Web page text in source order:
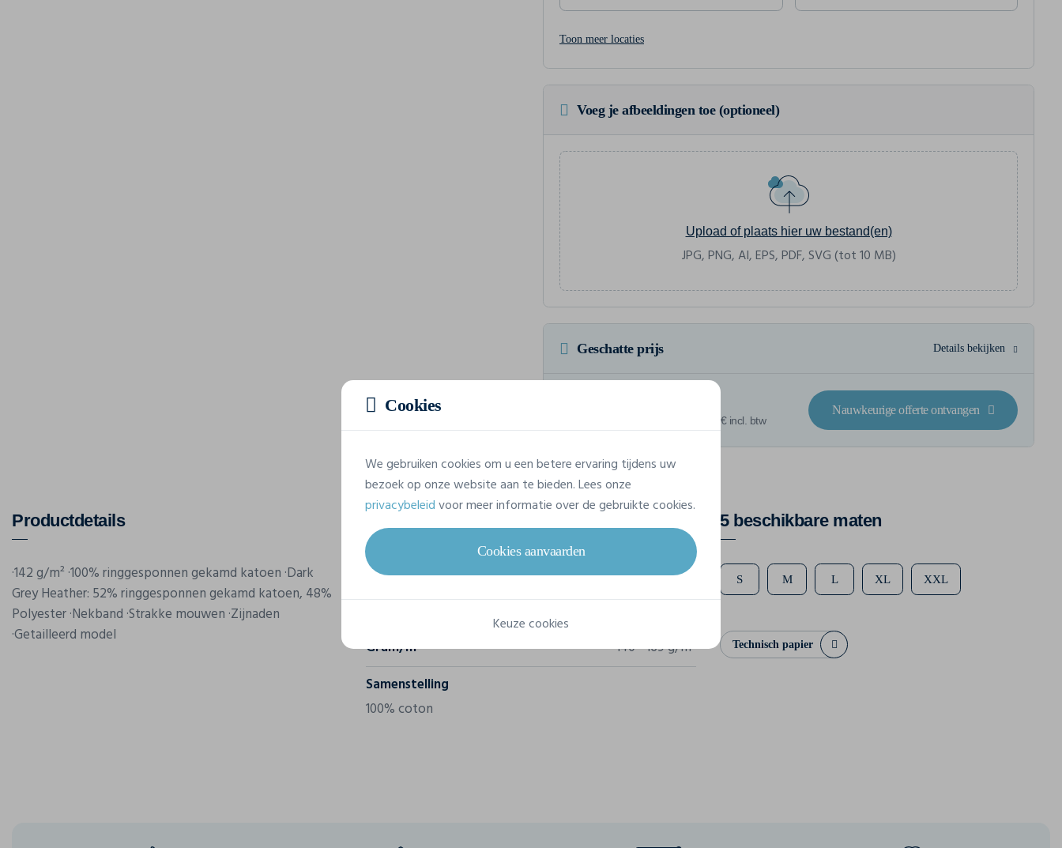
Toon meer locaties
Voeg je afbeeldingen toe (optioneel)
Upload of plaats hier uw bestand(en)
JPG, PNG, AI, EPS, PDF, SVG (tot 10 MB)
Geschatte prijs Details bekijken
Voor een totaalbedrag van 100,91 € incl. btw
Nauwkeurige offerte ontvangen
Productdetails
·142 g/m² ·100% ringgesponnen gekamd katoen ·Dark
Grey Heather: 52% ringgesponnen gekamd katoen, 48%
Polyester ·Nekband ·Strakke mouwen ·Zijnaden
·Getailleerd model
Merk
Bella-Canvas
Gram/m²
140 - 169 g/m²
Samenstelling
100% coton
5 beschikbare maten
S M L XL XXL
Technisch papier
Cookies
We gebruiken cookies om u een betere ervaring tijdens uw
bezoek op onze website aan te bieden. Lees onze
privacybeleidvoor meer informatie over de gebruikte cookies.
Cookies aanvaarden
Keuze cookies